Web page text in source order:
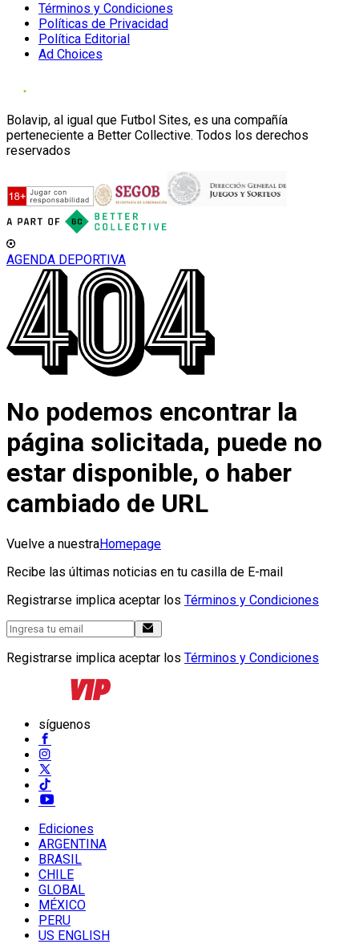
Términos y Condiciones
Políticas de Privacidad
Política Editorial
Ad Choices
Bolavip, al igual que Futbol Sites, es una compañía
perteneciente a Better Collective. Todos los derechos
reservados
AGENDA DEPORTIVA
No podemos encontrar la
página solicitada, puede no
estar disponible, o haber
cambiado de URL
Vuelve a nuestraHomepage
Recibe las últimas noticias en tu casilla de E-mail
Registrarse implica aceptar los Términos y Condiciones
Registrarse implica aceptar los Términos y Condiciones
síguenos
Ediciones
ARGENTINA
BRASIL
CHILE
GLOBAL
MÉXICO
PERU
US ENGLISH